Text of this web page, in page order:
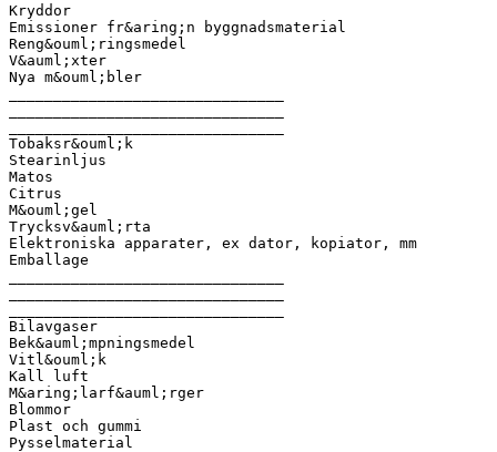
Kryddor
Emissioner fr&aring;n byggnadsmaterial
Reng&ouml;ringsmedel
V&auml;xter
Nya m&ouml;bler
Tobaksr&ouml;k
Stearinljus
Matos
Citrus
M&ouml;gel
Trycksv&auml;rta
Elektroniska apparater, ex dator, kopiator, mm
Emballage
Bilavgaser
Bek&auml;mpningsmedel
Vitl&ouml;k
Kall luft
M&aring;larf&auml;rger
Blommor
Plast och gummi
Pysselmaterial